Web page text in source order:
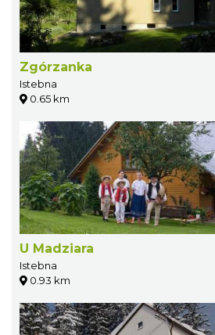
Zgórzanka
Istebna
0.65 km
U Madziara
Istebna
0.93 km